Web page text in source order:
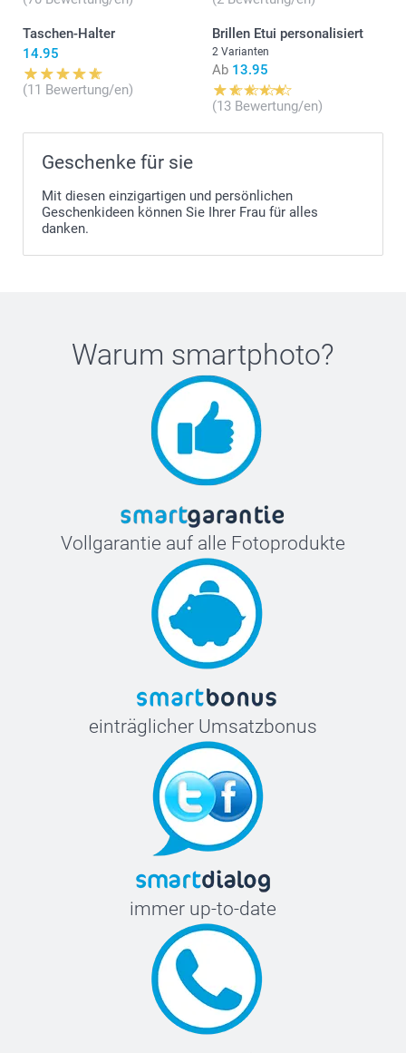
Taschen-Halter
14.95
(11 Bewertung/en)
Brillen Etui personalisiert
2 Varianten
Ab 13.95
(13 Bewertung/en)
Geschenke für sie
Mit diesen einzigartigen und persönlichen
Geschenkideen können Sie Ihrer Frau für alles
danken.
Warum smartphoto?
Vollgarantie auf alle Fotoprodukte
einträglicher Umsatzbonus
immer up-to-date